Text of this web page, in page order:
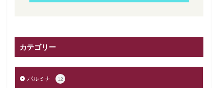
カテゴリー
パルミナ 12